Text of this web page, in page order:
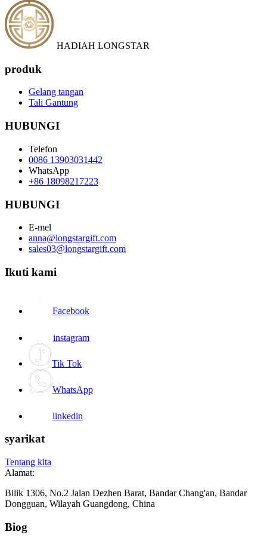
HADIAH LONGSTAR
produk
Gelang tangan
Tali Gantung
HUBUNGI
Telefon
0086 13903031442
WhatsApp
+86 18098217223
HUBUNGI
E-mel
anna@longstargift.com
sales03@longstargift.com
Ikuti kami
Facebook
instagram
Tik Tok
WhatsApp
linkedin
syarikat
Tentang kita
Alamat:
Bilik 1306, No.2 Jalan Dezhen Barat, Bandar Chang'an, Bandar
Dongguan, Wilayah Guangdong, China
Biog